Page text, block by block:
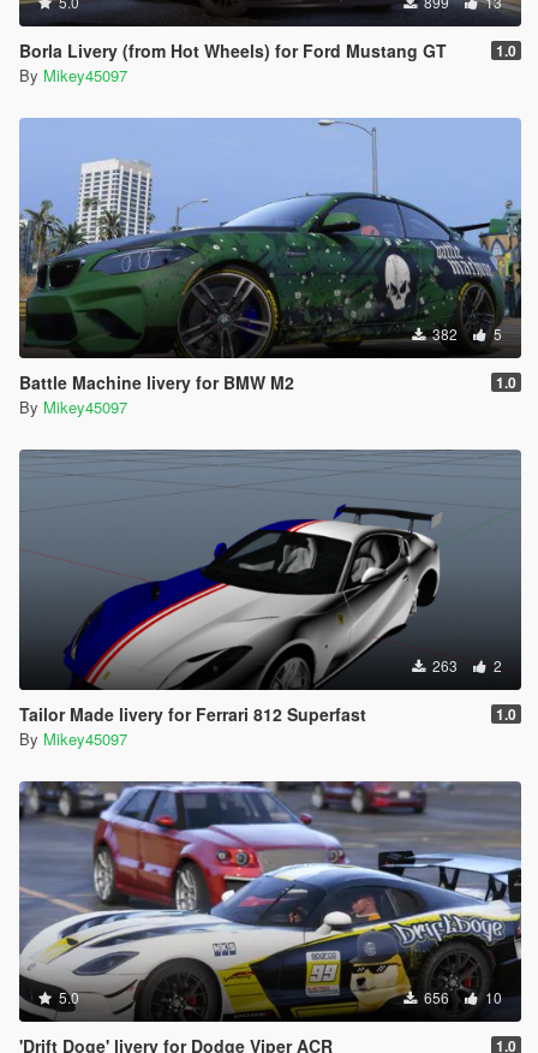
Borla Livery (from Hot Wheels) for Ford Mustang GT 1.0
By Mikey45097
382 5
Battle Machine livery for BMW M2 1.0
By Mikey45097
263 2
Tailor Made livery for Ferrari 812 Superfast 1.0
By Mikey45097
5.0 656 10
'Drift Doge' livery for Dodge Viper ACR 1.0